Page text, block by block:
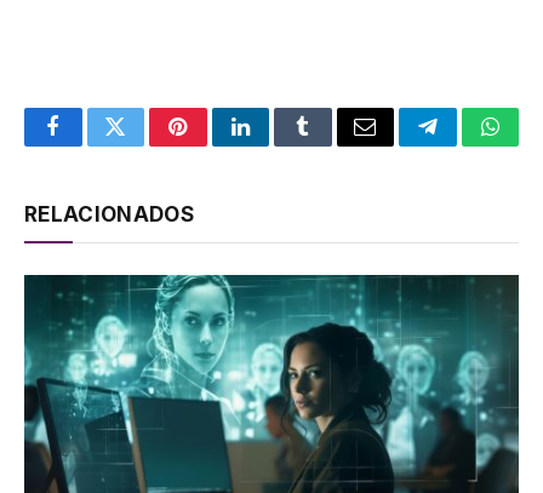
FacebookTwitterPinterestLinkedInTumblrEmail Telegram
RELACIONADOS